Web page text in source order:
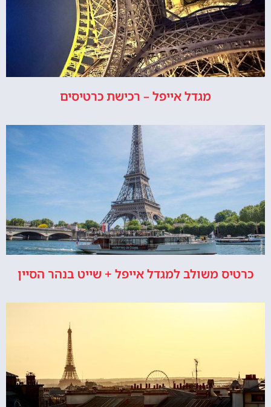
מגדל אייפל – רכישת כרטיסים
כרטיס משולב למגדל אייפל + שייט בנהר הסיין